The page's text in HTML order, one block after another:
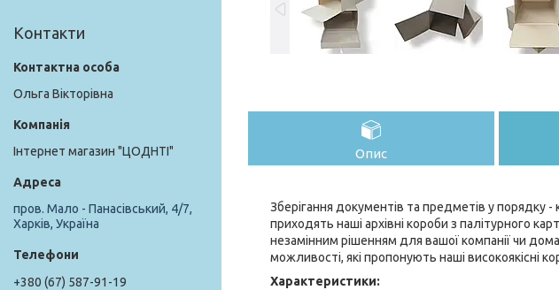
Опис
Зберігання документів та предметів у порядку
приходять наші архівні короби з палітурного
незамінним рішенням для вашої компанії чи
можливості, які пропонують наші високоякісні
Характеристики:
Контакти
Ольга Вікторівна
Інтернет магазин "ЦОДНТІ"
пров. Мало - Панасівський, 4/7,
Харків, Україна
+380 (67) 587-91-19